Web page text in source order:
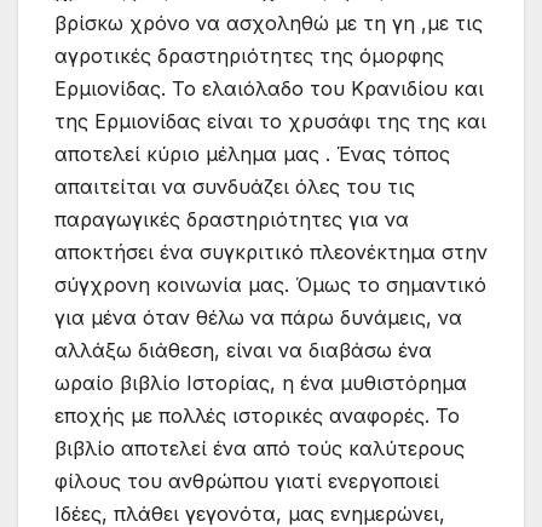
βρίσκω χρόνο να ασχοληθώ με τη γη ,με τις
αγροτικές δραστηριότητες της όμορφης
Ερμιονίδας. Το ελαιόλαδο του Κρανιδίου και
της Ερμιονίδας είναι το χρυσάφι της της και
αποτελεί κύριο μέλημα μας . Ένας τόπος
απαιτείται να συνδυάζει όλες του τις
παραγωγικές δραστηριότητες για να
αποκτήσει ένα συγκριτικό πλεονέκτημα στην
σύγχρονη κοινωνία μας. Όμως το σημαντικό
για μένα όταν θέλω να πάρω δυνάμεις, να
αλλάξω διάθεση, είναι να διαβάσω ένα
ωραίο βιβλίο Ιστορίας, η ένα μυθιστόρημα
εποχής με πολλές ιστορικές αναφορές. Το
βιβλίο αποτελεί ένα από τούς καλύτερους
φίλους του ανθρώπου γιατί ενεργοποιεί
Ιδέες, πλάθει γεγονότα, μας ενημερώνει,